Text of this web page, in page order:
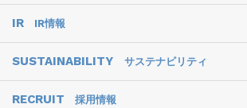
IR IR情報
SUSTAINABILITY サステナビリティ
RECRUIT 採用情報